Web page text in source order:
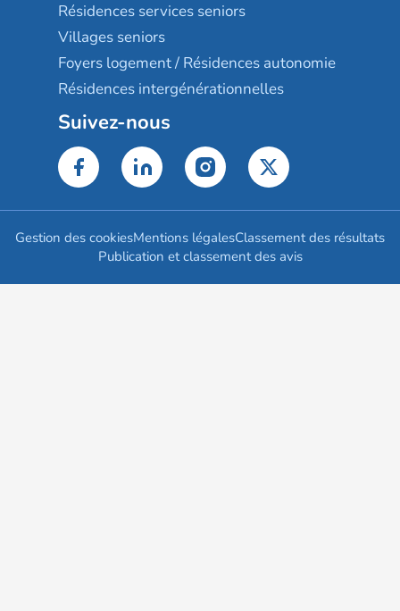
Résidences services seniors
Villages seniors
Foyers logement / Résidences autonomie
Résidences intergénérationnelles
Suivez-nous
Gestion des cookiesMentions légalesClassement des résultats
Publication et classement des avis